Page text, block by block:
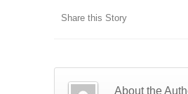
Share this Story
About the